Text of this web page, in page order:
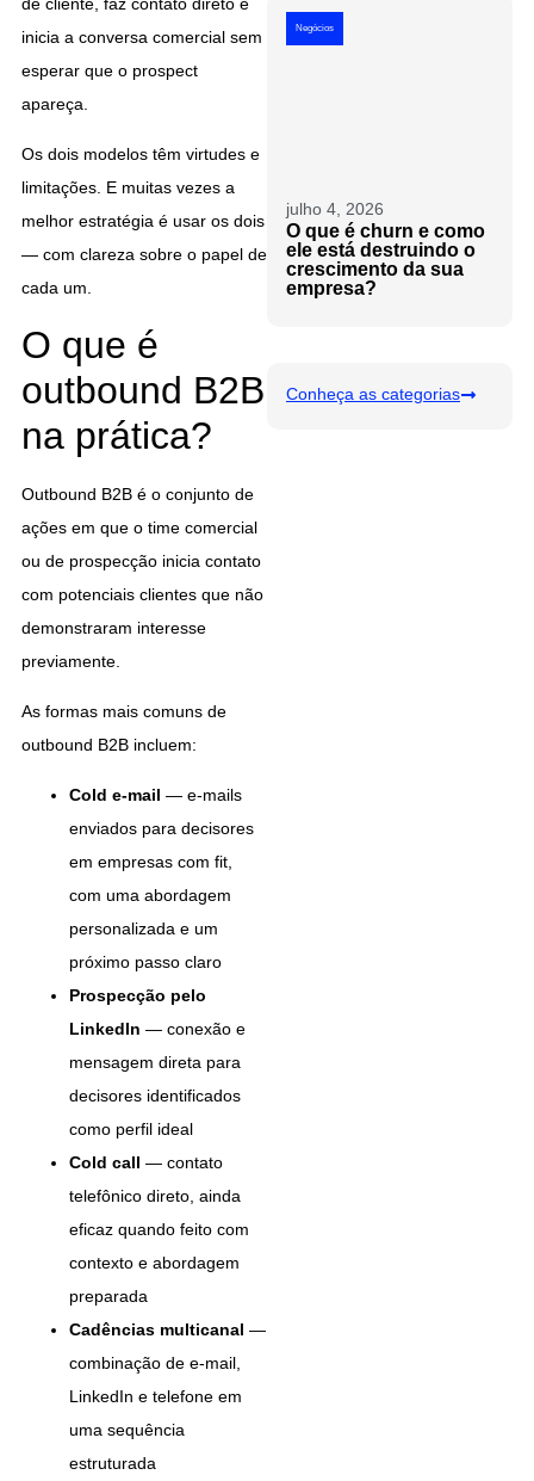
inicia a conversa comercial sem
esperar que o prospect
apareça.
Os dois modelos têm virtudes e
limitações. E muitas vezes a
melhor estratégia é usar os dois
— com clareza sobre o papel de
cada um.
O que é
outbound B2B
na prática?
Outbound B2B é o conjunto de
ações em que o time comercial
ou de prospecção inicia contato
com potenciais clientes que não
demonstraram interesse
previamente.
As formas mais comuns de
outbound B2B incluem:
Cold e-mail — e-mails
enviados para decisores
em empresas com fit,
com uma abordagem
personalizada e um
próximo passo claro
Prospecção pelo
LinkedIn — conexão e
mensagem direta para
decisores identificados
como perfil ideal
Cold call — contato
telefônico direto, ainda
eficaz quando feito com
contexto e abordagem
preparada
Cadências multicanal —
combinação de e-mail,
LinkedIn e telefone em
uma sequência
estruturada
Negócios
julho 4, 2026
O que é churn e como
ele está destruindo o
crescimento da sua
empresa?
Conheça as categorias